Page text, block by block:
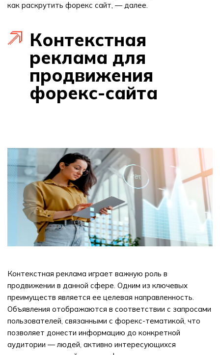
как раскрутить форекс сайт, — далее.
Контекстная
реклама для
продвижения
форекс-сайта
Контекстная реклама играет важную роль в
продвижении в данной сфере. Одним из ключевых
преимуществ является ее целевая направленность.
Объявления отображаются в соответствии с запросами
пользователей, связанными с форекс-тематикой, что
позволяет донести информацию до конкретной
аудитории — людей, активно интересующихся